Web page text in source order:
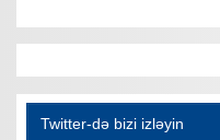
Twitter-də bizi izləyin